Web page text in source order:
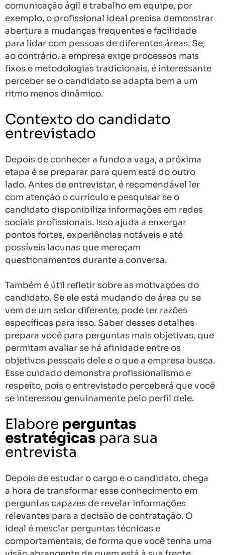
comunicação ágil e trabalho em equipe, por
exemplo, o profissional ideal precisa demonstrar
abertura a mudanças frequentes e facilidade
para lidar com pessoas de diferentes áreas. Se,
ao contrário, a empresa exige processos mais
fixos e metodologias tradicionais, é interessante
perceber se o candidato se adapta bem a um
ritmo menos dinâmico.
Contexto do candidato
entrevistado
Depois de conhecer a fundo a vaga, a próxima
etapa é se preparar para quem está do outro
lado. Antes de entrevistar, é recomendável ler
com atenção o currículo e pesquisar se o
candidato disponibiliza informações em redes
sociais profissionais. Isso ajuda a enxergar
pontos fortes, experiências notáveis e até
possíveis lacunas que mereçam
questionamentos durante a conversa.
Também é útil refletir sobre as motivações do
candidato. Se ele está mudando de área ou se
vem de um setor diferente, pode ter razões
específicas para isso. Saber desses detalhes
prepara você para perguntas mais objetivas, que
permitam avaliar se há afinidade entre os
objetivos pessoais dele e o que a empresa busca.
Esse cuidado demonstra profissionalismo e
respeito, pois o entrevistado perceberá que você
se interessou genuinamente pelo perfil dele.
Elabore perguntas
estratégicas para sua
entrevista
Depois de estudar o cargo e o candidato, chega
a hora de transformar esse conhecimento em
perguntas capazes de revelar informações
relevantes para a decisão de contratação. O
ideal é mesclar perguntas técnicas e
comportamentais, de forma que você tenha uma